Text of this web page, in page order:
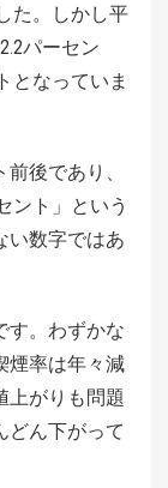
た。しかし平
パーセン
となっていま
後であり、
ント」という
い数字ではあ
す。わずかな
煙率は年々減
上がりも問題
どん下がって